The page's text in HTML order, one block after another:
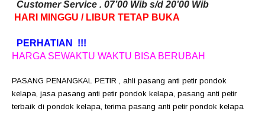
Customer Service . 07’00 Wib s/d 20’00 Wib
HARI MINGGU / LIBUR TETAP BUKA
PERHATIAN !!!
HARGA SEWAKTU WAKTU BISA BERUBAH
PASANG PENANGKAL PETIR , ahli pasang anti petir pondok
kelapa, jasa pasang anti petir pondok kelapa, pasang anti petir
terbaik di pondok kelapa, terima pasang anti petir pondok kelapa